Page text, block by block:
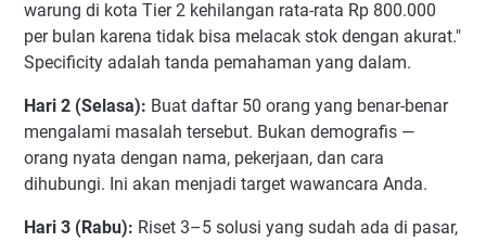
warung di kota Tier 2 kehilangan rata-rata Rp 800.000
per bulan karena tidak bisa melacak stok dengan akurat."
Specificity adalah tanda pemahaman yang dalam.
Hari 2 (Selasa): Buat daftar 50 orang yang benar-benar
mengalami masalah tersebut. Bukan demografis —
orang nyata dengan nama, pekerjaan, dan cara
dihubungi. Ini akan menjadi target wawancara Anda.
Hari 3 (Rabu): Riset 3–5 solusi yang sudah ada di pasar,